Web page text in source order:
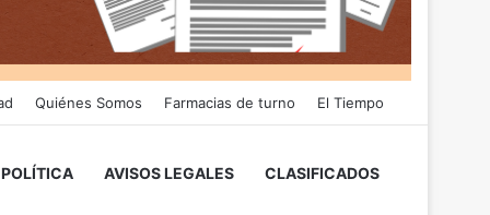
Quiénes Somos Farmacias de turno El Tiempo
POLÍTICA AVISOS LEGALES CLASIFICADOS